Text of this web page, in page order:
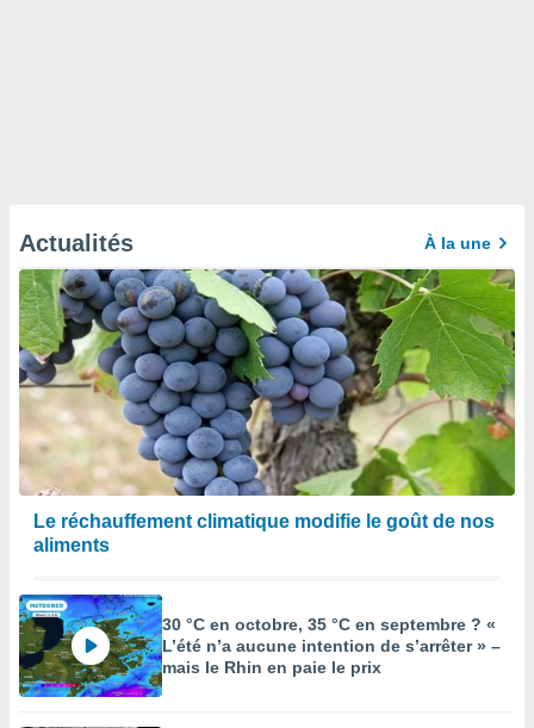
Actualités À la une
Le réchauffement climatique modifie le goût de nos
aliments
30 °C en octobre, 35 °C en septembre ? «
L’été n’a aucune intention de s’arrêter » –
mais le Rhin en paie le prix